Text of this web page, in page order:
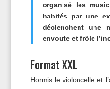
organisé les
habités par une
déclenchent une
envoute et frôle
Format XXL
Hormis le violoncelle et